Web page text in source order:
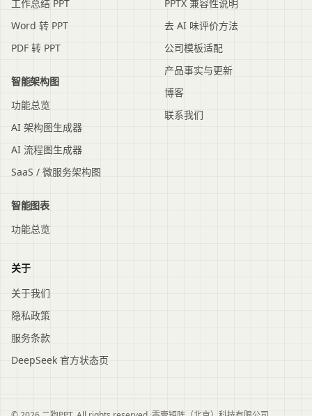
工作总结 PPT
Word 转 PPT
PDF 转 PPT
智能架构图
功能总览
AI 架构图生成器
AI 流程图生成器
SaaS / 微服务架构图
智能图表
功能总览
PPTX 兼容性说明
去 AI 味评价方法
公司模板适配
产品事实与更新
博客
联系我们
关于
关于我们
隐私政策
服务条款
DeepSeek 官方状态页